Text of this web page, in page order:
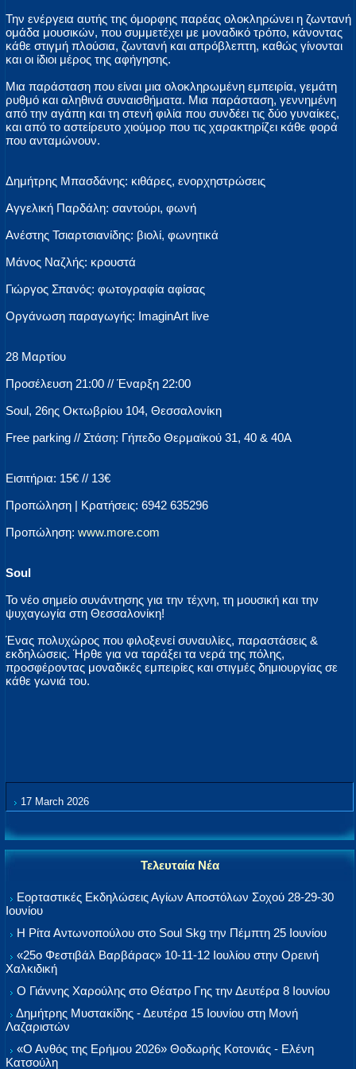
Την ενέργεια αυτής της όμορφης παρέας ολοκληρώνει η ζωντανή
ομάδα μουσικών, που συμμετέχει με μοναδικό τρόπο, κάνοντας
κάθε στιγμή πλούσια, ζωντανή και απρόβλεπτη, καθώς γίνονται
και οι ίδιοι μέρος της αφήγησης.
Μια παράσταση που είναι μια ολοκληρωμένη εμπειρία, γεμάτη
ρυθμό και αληθινά συναισθήματα. Μια παράσταση, γεννημένη
από την αγάπη και τη στενή φιλία που συνδέει τις δύο γυναίκες,
και από το αστείρευτο χιούμορ που τις χαρακτηρίζει κάθε φορά
που ανταμώνουν.
Δημήτρης Μπασδάνης: κιθάρες, ενορχηστρώσεις
Αγγελική Παρδάλη: σαντούρι, φωνή
Ανέστης Τσιαρτσιανίδης: βιολί, φωνητικά
Μάνος Ναζλής: κρουστά
Γιώργος Σπανός: φωτογραφία αφίσας
Οργάνωση παραγωγής: ImaginArt live
28 Μαρτίου
Προσέλευση 21:00 // Έναρξη 22:00
Soul, 26ης Οκτωβρίου 104, Θεσσαλονίκη
Free parking // Στάση: Γήπεδο Θερμαϊκού 31, 40 & 40Α
Εισιτήρια: 15€ // 13€
Προπώληση | Κρατήσεις: 6942 635296
Προπώληση: www.more.com
Soul
Το νέο σημείο συνάντησης για την τέχνη, τη μουσική και την
ψυχαγωγία στη Θεσσαλονίκη!
Ένας πολυχώρος που φιλοξενεί συναυλίες, παραστάσεις &
εκδηλώσεις. Ήρθε για να ταράξει τα νερά της πόλης,
προσφέροντας μοναδικές εμπειρίες και στιγμές δημιουργίας σε
κάθε γωνιά του.
17 March 2026
Τελευταία Νέα
Εορταστικές Εκδηλώσεις Αγίων Αποστόλων Σοχού 28-29-30
Ιουνίου
Η Ρίτα Αντωνοπούλου στο Soul Skg την Πέμπτη 25 Ιουνίου
«25ο Φεστιβάλ Βαρβάρας» 10-11-12 Ιουλίου στην Ορεινή
Χαλκιδική
Ο Γιάννης Χαρούλης στο Θέατρο Γης την Δευτέρα 8 Ιουνίου
Δημήτρης Μυστακίδης - Δευτέρα 15 Ιουνίου στη Μονή
Λαζαριστών
«Ο Ανθός της Ερήμου 2026» Θοδωρής Κοτονιάς - Ελένη
Κατσούλη